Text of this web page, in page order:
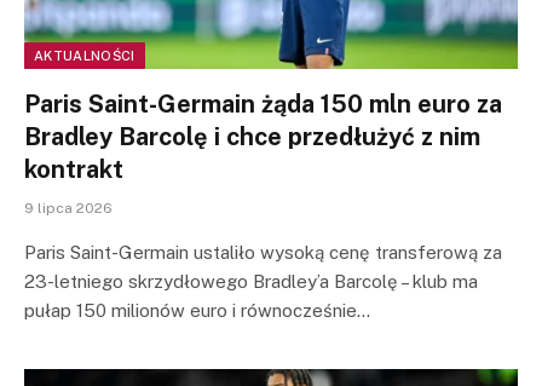
AKTUALNOŚCI
Paris Saint-Germain żąda 150 mln euro za
Bradley Barcolę i chce przedłużyć z nim
kontrakt
9 lipca 2026
Paris Saint-Germain ustaliło wysoką cenę transferową za
23-letniego skrzydłowego Bradley’a Barcolę – klub ma
pułap 150 milionów euro i równocześnie…